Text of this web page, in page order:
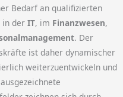
Bedarf an qualifizierten
in derIT, im Finanzwesen,
. Der
ist daher dynamischer
weiterzuentwickeln und